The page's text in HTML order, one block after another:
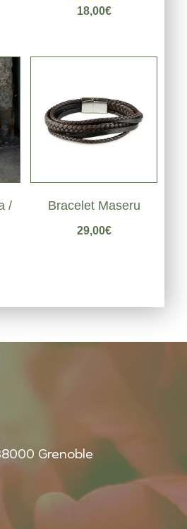
Note
5.00
18,00€
/
Bracelet Maseru
29,00€
Grenoble